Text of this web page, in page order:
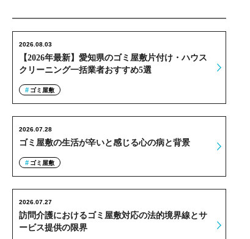
【2026年最新】愛知県のゴミ屋敷片付け・ハウス
クリーニング一括業者おすすめ5選
2026.08.03
ゴミ屋敷
ゴミ屋敷の生活が辛いと感じる心の病と背景
2026.07.28
ゴミ屋敷
訪問介護におけるゴミ屋敷対応の法的境界線とサ
ービス提供の限界
2026.07.27